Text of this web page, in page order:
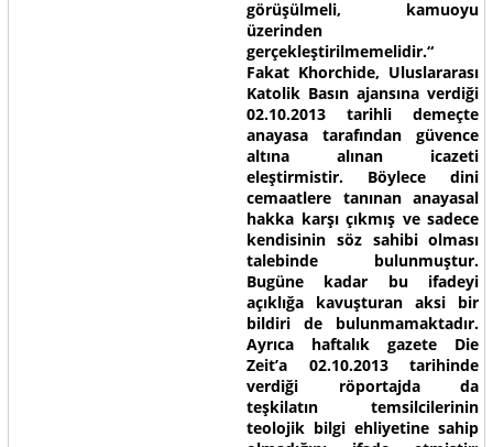
görüşülmeli, kamuoyu
üzerinden
gerçekleştirilmemelidir.“
Fakat Khorchide, Uluslararası
Katolik Basın ajansına verdiği
02.10.2013 tarihli demeçte
anayasa tarafından güvence
altına alınan icazeti
eleştirmistir. Böylece dini
cemaatlere tanınan anayasal
hakka karşı çıkmış ve sadece
kendisinin söz sahibi olması
talebinde bulunmuştur.
Bugüne kadar bu ifadeyi
açıklığa kavuşturan aksi bir
bildiri de bulunmamaktadır.
Ayrıca haftalık gazete Die
Zeit’a 02.10.2013 tarihinde
verdiği röportajda da
teşkilatın temsilcilerinin
teolojik bilgi ehliyetine sahip